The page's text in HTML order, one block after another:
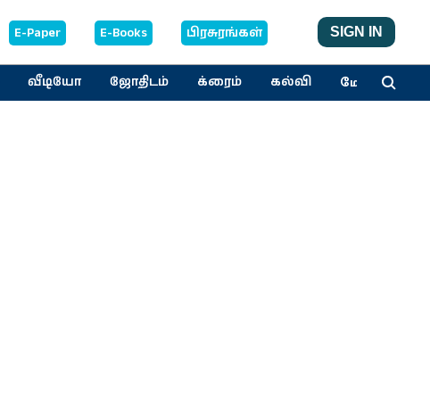
E-Paper E-Books பிரசுரங்கள் SIGN IN
வீடியோ ஜோதிடம் க்ரைம் கல்வி மேலும்